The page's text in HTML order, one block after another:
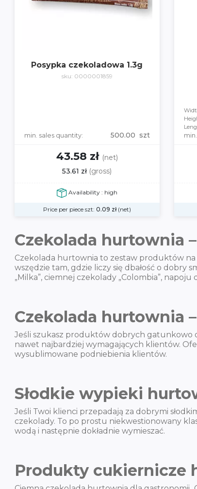
Posypka czekoladowa 1.3g
sku: 0000001859
min. sales quantity: 500.00 szt
43.58 zł (net)
53.61 zł (gross)
Availability : high
Price per piece szt: 0.09 zł(net)
Czekolada hurtownia
Czekolada hurtownia to zestaw produktów
wszędzie tam, gdzie liczy się dbałość o dobry
„Milka”, ciemnej czekolady „Colombia”,
Czekolada hurtownia
Jeśli szukasz produktów dobrych gatunkowo
nawet najbardziej wymagających klientów.
wysublimowane podniebienia klientów.
Słodkie wypieki
Jeśli Twoi klienci przepadają za dobrymi
czekolady. To po prostu niekwestionowany
wodą i następnie dokładnie wymieszać.
Produkty cukiernicze